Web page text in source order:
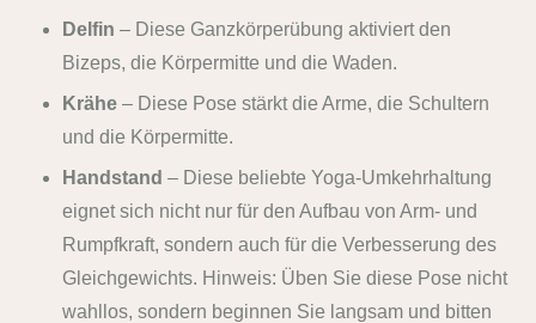
Delfin – Diese Ganzkörperübung aktiviert den
Bizeps, die Körpermitte und die Waden.
Krähe – Diese Pose stärkt die Arme, die Schultern
und die Körpermitte.
Handstand – Diese beliebte Yoga-Umkehrhaltung
eignet sich nicht nur für den Aufbau von Arm- und
Rumpfkraft, sondern auch für die Verbesserung des
Gleichgewichts. Hinweis: Üben Sie diese Pose nicht
wahllos, sondern beginnen Sie langsam und bitten